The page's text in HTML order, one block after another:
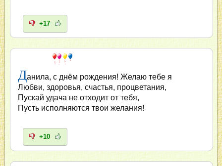
+17
Данила, с днём рождения! Желаю тебе я
Любви, здоровья, счастья, процветания,
Пускай удача не отходит от тебя,
Пусть исполняются твои желания!
+10